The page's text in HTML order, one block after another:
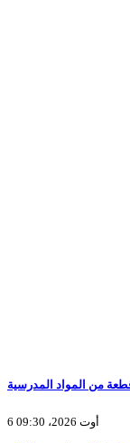
6 أوت 2026، 09:30